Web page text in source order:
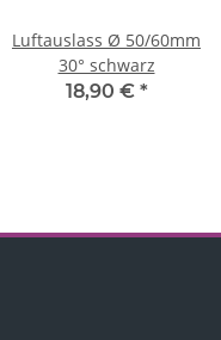
Luftauslass Ø 50/60mm
30° schwarz
18,90 € *